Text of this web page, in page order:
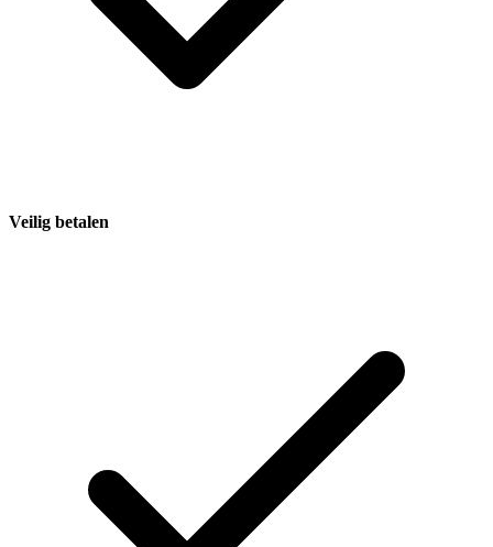
Veilig betalen